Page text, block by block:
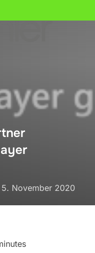
Veröffentlicht
5. November 2020